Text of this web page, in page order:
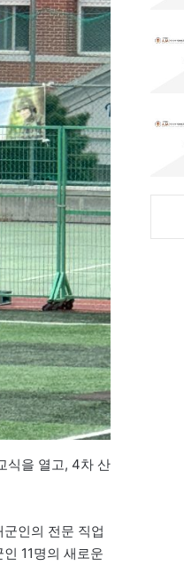
식을 열고, 4차 산
인의 전문 직업
11명의 새로운